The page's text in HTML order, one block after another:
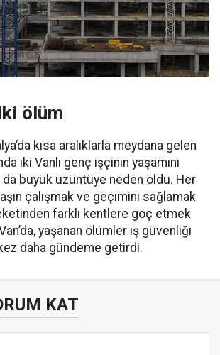
ölüm
kısa aralıklarla meydana gelen
iki Vanlı genç işçinin yaşamını
da büyük üzüntüye neden oldu. Her
çalışmak ve geçimini sağlamak
farklı kentlere göç etmek
yaşanan ölümler iş güvenliği
daha gündeme getirdi.
KAT